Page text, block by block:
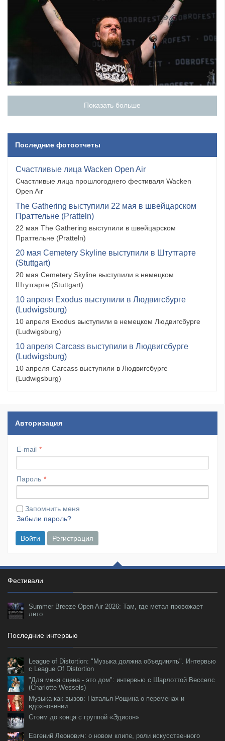
Показать больше
Последние фотоотчеты
Счастливые лица Wacken Open Air
Счастливые лица прошлогоднего фестиваля Wacken
Open Air
The Gathering выступили 22 мая в швейцарском
Праттельне (Pratteln)
22 мая The Gathering выступили в швейцарском
Праттельне (Pratteln)
20 мая Cemetery Skyline выступили в Штутгарте
(Stuttgart)
20 мая Cemetery Skyline выступили в немецком
Штутгарте (Stuttgart)
10 апреля Exodus выступили в Людвигсбурге
(Ludwigsburg)
10 апреля Exodus выступили в немецком Людвигсбурге
(Ludwigsburg)
10 апреля Carcass выступили в Людвигсбурге
(Ludwigsburg)
10 апреля Carcass выступили в Людвигсбурге
(Ludwigsburg)
Авторизация
E-mail
Пароль
Запомнить меня
Забыли пароль?
Войти Регистрация
Фестивали
Summer Breeze Open Air 2026: Там, где метал провожает
лето
Последние интервью
League of Distortion: "Музыка должна объединять". Интервью
с League Of Distortion
"Для меня сцена - это дом": интервью с Шарлоттой Весселс
(Charlotte Wessels)
Музыка как вызов: Наталья Рощина о переменах и
вдохновении
Стоим до конца с группой «Эдисон»
Евгений Леонович: о новом клипе, роли искусственного